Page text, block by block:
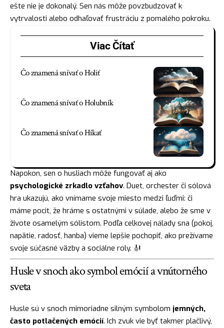
ešte nie je dokonalý. Sen nás môže povzbudzovať k
vytrvalosti alebo odhaľovať frustráciu z pomalého pokroku.
Viac Čítať
Čo znamená snívať o Holiť
Čo znamená snívať o Holubník
Čo znamená snívať o Híkať
Napokon, sen o husliach môže fungovať aj ako
psychologické zrkadlo vzťahov. Duet, orchester či sólová
hra ukazujú, ako vnímame svoje miesto medzi ľuďmi: či
máme pocit, že hráme s ostatnými v súlade, alebo že sme v
živote osamelým sólistom. Podľa celkovej nálady sna (pokoj,
napätie, radosť, hanba) vieme lepšie pochopiť, ako prežívame
svoje súčasné väzby a sociálne roly. 🎻
Husle v snoch ako symbol emócií a vnútorného
sveta
Husle sú v snoch mimoriadne silným symbolom jemných,
často potlačených emócií. Ich zvuk vie byť takmer plačlivý,